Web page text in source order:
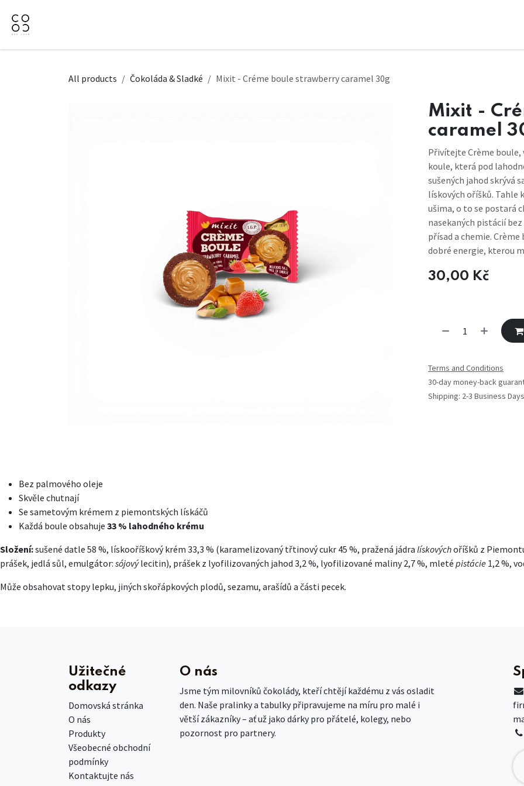
All products Čokoláda & Sladké Mixit - Créme boule strawberry caramel 30g
Mixit -
caramel
Přivítejte Crème boule,
koule, která pod
sušených jahod skrývá
lískových oříšků. Tahle
ušima, o to se postará
nasekaných pistácií
přísad a chemie.
dobré energie, kterou
30,00 Kč
Terms and Conditions
30-day money-back
Shipping: 2-3 Business Days
Bez palmového oleje
Skvěle chutnají
Se sametovým krémem z piemontských lískáčů
Každá boule obsahuje 33 % lahodného krému
Složení:sušené datle 58 %, lískooříškový krém 33,3 % (karamelizovaný třtinový cukr 45 %, pražená jádra lískovýchoříšků z
prášek, jedlá sůl, emulgátor: sójovýlecitin), prášek z lyofilizovaných jahod 3,2 %, lyofilizované maliny 2,7 %, mleté pistácie 1,2 %,
Může obsahovat stopy lepku, jiných skořápkových plodů, sezamu, arašídů a části pecek.
Užitečné
odkazy
Domovská stránka
O nás
Produkty
Všeobecné obchodní
podmínky
Kontaktujte nás
O nás
Jsme tým milovníků čokolády, kteří chtějí každému z vás osladit
den. Naše pralinky a tabulky připravujeme na míru pro malé i
větší zákazníky – ať už jako dárky pro přátelé, kolegy, nebo
pozornost pro partnery.